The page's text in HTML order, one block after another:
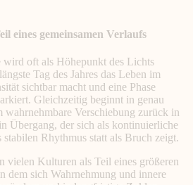
eines gemeinsamen Verlaufs
wird oft als Höhepunkt des Lichts
Tag des Jahres das Leben im
sichtbar macht und eine Phase
Gleichzeitig beginnt in genau
wahrnehmbare Verschiebung zurück in
Übergang, der sich als kontinuierliche
Rhythmus statt als Bruch zeigt.
vielen Kulturen als Teil eines größeren
dem sich Wahrnehmung und innere